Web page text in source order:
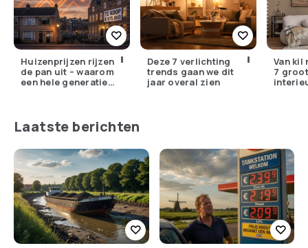
Huizenprijzen rijzen
de pan uit – waarom
een hele generatie
Deze 7 verlichting
trends gaan we dit
jaar overal zien
Van kil
7
Laatste berichten